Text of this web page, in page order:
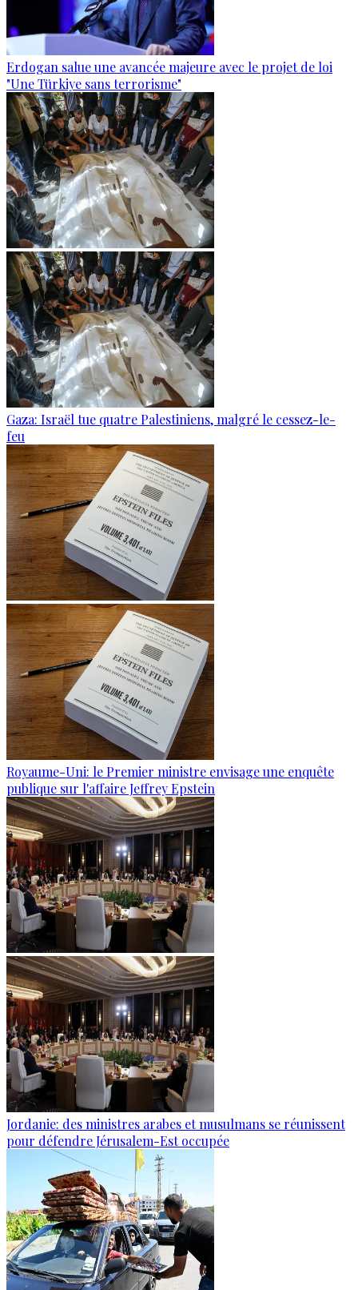
Erdogan salue une avancée majeure avec le projet de loi
"Une Türkiye sans terrorisme"
Gaza: Israël tue quatre Palestiniens, malgré le cessez-le-
feu
Royaume-Uni: le Premier ministre envisage une enquête
publique sur l'affaire Jeffrey Epstein
Jordanie: des ministres arabes et musulmans se réunissent
pour défendre Jérusalem-Est occupée